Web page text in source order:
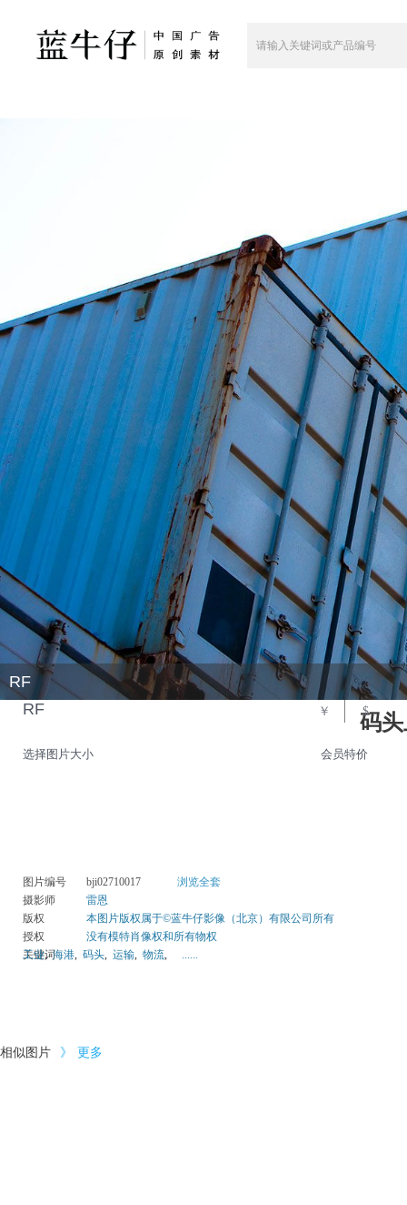
RF
码
选择图片大小 会员特价
RF ￥ $
图片编号 bji02710017
浏览全套
摄影师
雷恩
版权
本图片版权属于©蓝牛仔影像（北京）有限公司所有
授权
没有模特肖像权和所有物权
关键词
工业,海港, 码头, 运输, 物流, ......
相似图片 》 更多